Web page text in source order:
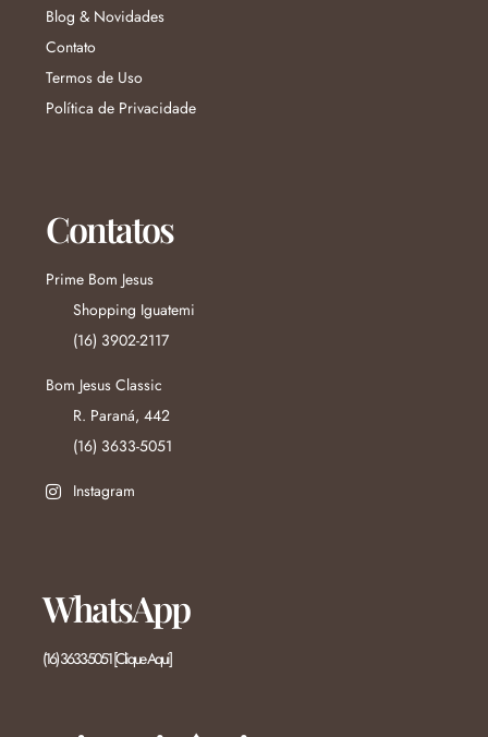
Blog & Novidades
Contato
Termos de Uso
Política de Privacidade
Contatos
Prime Bom Jesus
Shopping Iguatemi
(16) 3902-2117
Bom Jesus Classic
R. Paraná, 442
(16) 3633-5051
Instagram
WhatsApp
(16) 3633-5051 [Clique Aqui]